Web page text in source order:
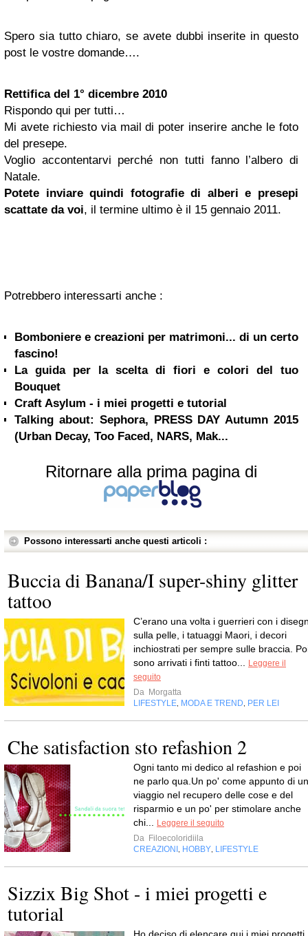
Spero sia tutto chiaro, se avete dubbi inserite in questo
post le vostre domande….
Rettifica del 1° dicembre 2010
Rispondo qui per tutti…
Mi avete richiesto via mail di poter inserire anche le foto
del presepe.
Voglio accontentarvi perché non tutti fanno l’albero di
Natale.
Potete inviare quindi fotografie di alberi e presepi
scattate da voi, il termine ultimo è il 15 gennaio 2011.
Potrebbero interessarti anche :
Bomboniere e creazioni per matrimoni... di un certo
fascino!
La guida per la scelta di fiori e colori del tuo
Bouquet
Craft Asylum - i miei progetti e tutorial
Talking about: Sephora, PRESS DAY Autumn 2015
(Urban Decay, Too Faced, NARS, Mak...
Ritornare alla prima pagina di
Possono interessarti anche questi articoli :
Buccia di Banana/I super-shiny glitter
tattoo
C’erano una volta i guerrieri con i
sulla pelle, i tatuaggi Maori, i decori
inchiostrati per sempre sulle braccia.
sono arrivati i finti tattoo...
Leggere il
seguito
Da Morgatta
LIFESTYLE MODA E TREND PER LEI
Che satisfaction sto refashion 2
Ogni tanto mi dedico al refashion e poi
ne parlo qua.Un po' come appunto di un
viaggio nel recupero delle cose e del
risparmio e un po' per stimolare anche
chi...
Leggere il seguito
Da Filoecoloridiila
CREAZIONI
HOBBY LIFESTYLE
Sizzix Big Shot - i miei progetti e
tutorial